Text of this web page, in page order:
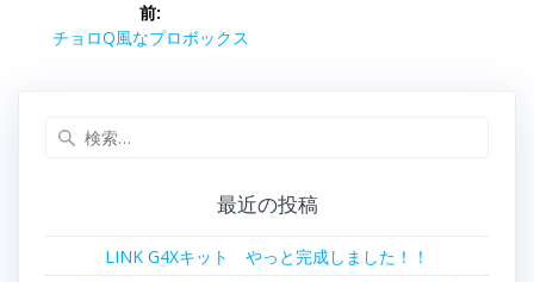
稿
ビ
前:
前
チョロQ風なプロボックス
最近の投稿
LINK G4Xキット やっと完成しました！！